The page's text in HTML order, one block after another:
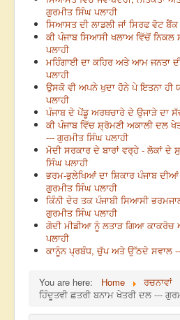
ਗੁਰਮੀਤ ਸਿੰਘ ਪਲਾਹੀ
ਸਿਆਸਤ ਦੀ ਲਾਡਲੀ ਜਾਂ ਸਿਰਫ ਵੋਟ ਬੈਂਕ
ਕੀ ਪੰਜਾਬ ਸਿਆਸੀ ਖਲਾਅ ਵਿੱਚੋਂ ਨਿਕਲ
ਪਲਾਹੀ
ਮਹਿੰਗਾਈ ਦਾ ਕਹਿਰ ਅਤੇ ਆਮ ਜਨਤਾ
ਪਲਾਹੀ
ਉਸਕੋ ਵੀ ਅਪਨੇ ਖੁਦਾ ਹੋਨੇ ਪੇ ਇਤਨਾ ਹੀ
ਪਲਾਹੀ
ਪੰਜਾਬ ਦੇ ਪੇਂਡੂ ਅਰਥਚਾਰੇ ਦੇ ਉਜਾੜੇ ਦਾ
ਕੀ ਪੰਜਾਬ ਵਿੱਚ ਸ਼੍ਰੋਮਣੀ ਅਕਾਲੀ ਦਲ
--- ਗੁਰਮੀਤ ਸਿੰਘ ਪਲਾਹੀ
ਮੋਦੀ ਸਰਕਾਰ ਦੇ ਬਾਰਾਂ ਵਰ੍ਹੇ - ਲੋਕਾਂ ਦੇ
ਸਿੰਘ ਪਲਾਹੀ
ਭਰਮ-ਭੁਲੇਖਿਆਂ ਦਾ ਸ਼ਿਕਾਰ ਪੰਜਾਬ
ਗੁਰਮੀਤ ਸਿੰਘ ਪਲਾਹੀ
ਕਿੰਨੀ ਦੇਰ ਤਕ ਪੰਜਾਬੀ ਸਿਆਸੀ
ਗੁਰਮੀਤ ਸਿੰਘ ਪਲਾਹੀ
ਗੋਦੀ ਮੀਡੀਆ ਨੂੰ ਲਤਾੜ ਗਿਆ ਕਾਕਰੋਚ
ਪਲਾਹੀ
ਕਾਨੂੰਨ ਪ੍ਰਬੰਧ, ਚੁੱਪ ਅਤੇ ਉੱਠਦੇ ਸਵਾਲ
You are here: Home ਰਚਨਾਵਾਂ
ਹਿੰਦੂਤਵੀ ਛਤਰੀ ਬਨਾਮ ਖੇਤਰੀ ਦਲ ---